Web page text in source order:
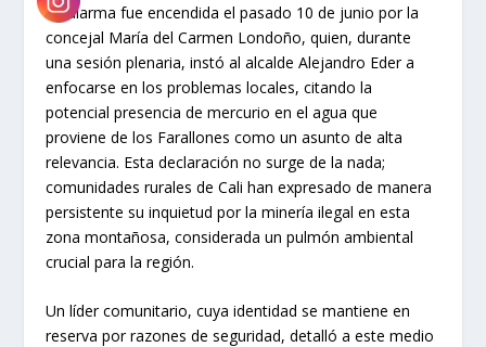
La alarma fue encendida el pasado 10 de junio por la
concejal María del Carmen Londoño, quien, durante
una sesión plenaria, instó al alcalde Alejandro Eder a
enfocarse en los problemas locales, citando la
potencial presencia de mercurio en el agua que
proviene de los Farallones como un asunto de alta
relevancia. Esta declaración no surge de la nada;
comunidades rurales de Cali han expresado de manera
persistente su inquietud por la minería ilegal en esta
zona montañosa, considerada un pulmón ambiental
crucial para la región.
Un líder comunitario, cuya identidad se mantiene en
reserva por razones de seguridad, detalló a este medio